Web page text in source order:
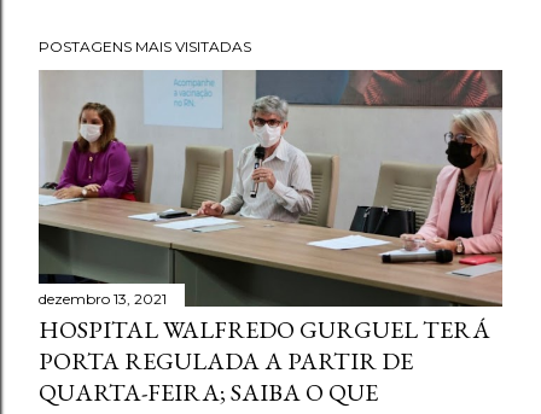
POSTAGENS MAIS VISITADAS
dezembro 13, 2021
HOSPITAL WALFREDO GURGUEL TERÁ
PORTA REGULADA A PARTIR DE
QUARTA-FEIRA; SAIBA O QUE